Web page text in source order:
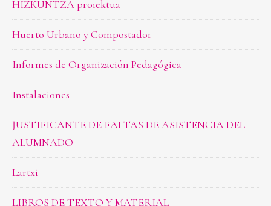
HIZKUNTZA proiektua
Huerto Urbano y Compostador
Informes de Organización Pedagógica
Instalaciones
JUSTIFICANTE DE FALTAS DE ASISTENCIA DEL
ALUMNADO
Lartxi
LIBROS DE TEXTO Y MATERIAL